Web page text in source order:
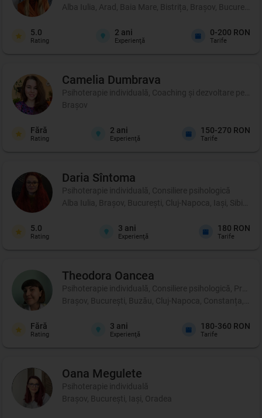
Alba Iulia, Arad, Baia Mare, Bistrița, Brașov, București,
5.0
Rating
2 ani
Experienţă
0-200 RON
Tarife
Camelia Dumbrava
Psihoterapie individuală, Coaching şi dezvoltare
Brașov
Fără
Rating
2 ani
Experienţă
150-270 RON
Tarife
Daria Sîntoma
Psihoterapie individuală, Consiliere psihologică
Alba Iulia, Brașov, București, Cluj-Napoca, Iași, Sibiu,
5.0
Rating
3 ani
Experienţă
180 RON
Tarife
Theodora Oancea
Psihoterapie individuală, Consiliere psihologică, Profil
Brașov, București, Buzău, Cluj-Napoca, Constanța,
Fără
Rating
3 ani
Experienţă
180-360 RON
Tarife
Oana Megulete
Psihoterapie individuală
Brașov, București, Iași, Oradea